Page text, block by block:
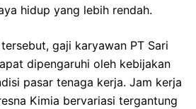
hidup yang lebih rendah.
gaji karyawan PT Sari
dipengaruhi oleh kebijakan
pasar tenaga kerja. Jam kerja
Kimia bervariasi tergantung